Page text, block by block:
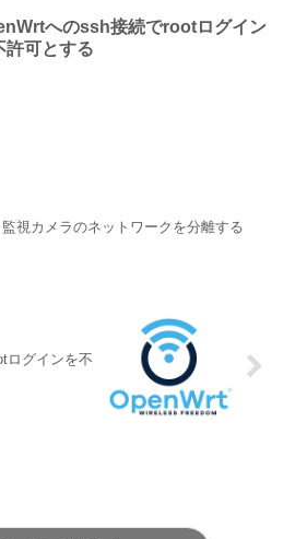
へのssh接続でrootログイン
許可とする
監視カメラのネットワークを分離する
ログインを不